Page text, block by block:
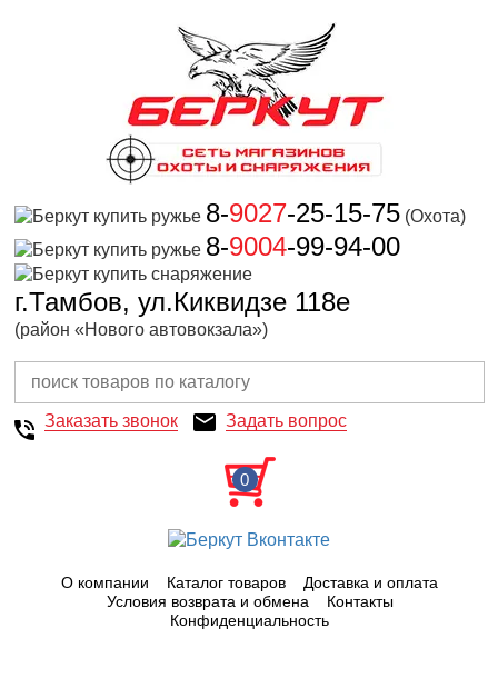
8-9027-25-15-75 (Охота)
8-9004-99-94-00
г.Тамбов, ул.Киквидзе 118е
(район «Нового автовокзала»)
Заказать звонок Задать вопрос
0
О компании Каталог товаров
Доставка и оплата
Условия возврата и обмена
Контакты
Конфиденциальность